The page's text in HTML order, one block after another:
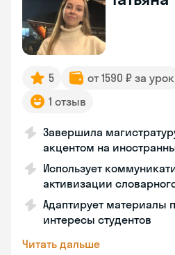
5 от 1590 ₽ за урок
1 отзыв
Завершила
акцентом на
Использует
активизации
Адаптирует материалы
интересы студентов
Читать дальше